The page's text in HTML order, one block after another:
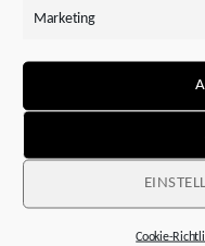
Marketing
Cookie-
versuche es
(0 ,